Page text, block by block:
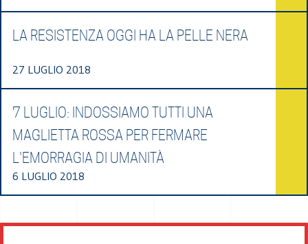
LA RESISTENZA OGGI HA LA PELLE NERA
27 LUGLIO 2018
7 LUGLIO: INDOSSIAMO TUTTI UNA
MAGLIETTA ROSSA PER FERMARE
L'EMORRAGIA DI UMANITÀ
6 LUGLIO 2018